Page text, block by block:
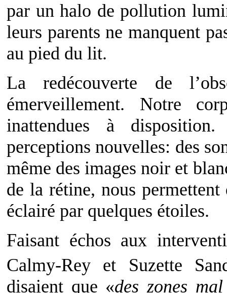
par un halo de pollution
leurs parents ne manquent
au pied du lit.
La redécouverte de
émerveillement. Notre
inattendues à
perceptions nouvelles: des
même des images noir et
de la rétine, nous
éclairé par quelques étoiles.
Faisant échos aux
Calmy-Rey et Suzette
disaient que «des zones